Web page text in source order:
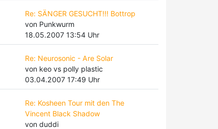
Re: SÄNGER GESUCHT!!! Bottrop
von Punkwurm
18.05.2007 13:54 Uhr
Re: Neurosonic - Are Solar
von keo vs polly plastic
03.04.2007 17:49 Uhr
Re: Kosheen Tour mit den The
Vincent Black Shadow
von duddi